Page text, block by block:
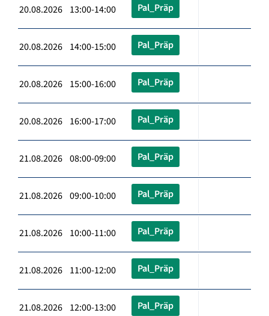
20.08.2026 13:00-14:00 Pal_Präp
20.08.2026 14:00-15:00 Pal_Präp
20.08.2026 15:00-16:00 Pal_Präp
20.08.2026 16:00-17:00 Pal_Präp
21.08.2026 08:00-09:00 Pal_Präp
21.08.2026 09:00-10:00 Pal_Präp
21.08.2026 10:00-11:00 Pal_Präp
21.08.2026 11:00-12:00 Pal_Präp
21.08.2026 12:00-13:00 Pal_Präp